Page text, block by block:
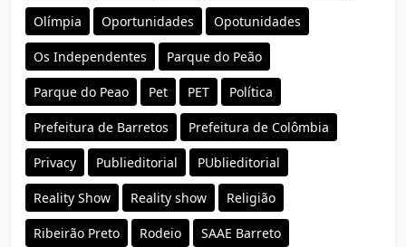
Olímpia Oportunidades Opotunidades
Os Independentes Parque do Peão
Parque do Peao Pet PET Política
Prefeitura de Barretos Prefeitura de Colômbia
Privacy Publieditorial PUblieditorial
Reality Show Reality show Religião
Ribeirão Preto Rodeio SAAE Barreto